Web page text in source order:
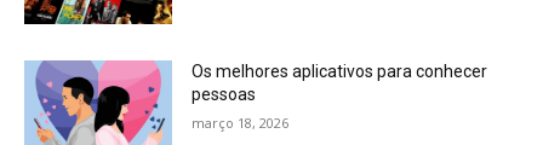
Os melhores aplicativos para conhecer
pessoas
março 18, 2026